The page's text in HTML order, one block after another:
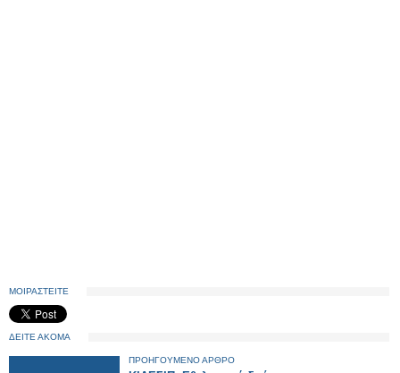
ΜΟΙΡΑΣΤΕΙΤΕ
ΔΕΙΤΕ ΑΚΟΜΑ
ΠΡΟΗΓΟΥΜΕΝΟ ΑΡΘΡΟ